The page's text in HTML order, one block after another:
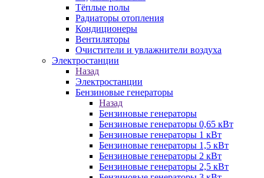
Тёплые полы
Радиаторы отопления
Кондиционеры
Вентиляторы
Очистители и увлажнители воздуха
Электростанции
Назад
Электростанции
Бензиновые генераторы
Назад
Бензиновые генераторы
Бензиновые генераторы 0,65 кВт
Бензиновые генераторы 1 кВт
Бензиновые генераторы 1,5 кВт
Бензиновые генераторы 2 кВт
Бензиновые генераторы 2,5 кВт